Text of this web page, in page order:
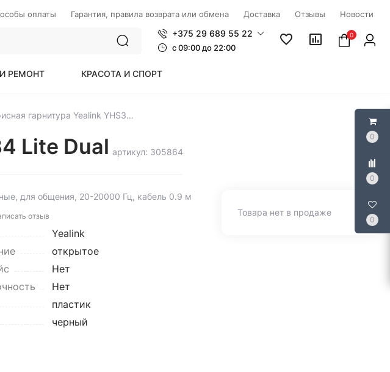
0
0
0
оплаты Гарантия, правила возврата или обмена Доставка Отзывы Новости
+375 29 689 55 22
c 09:00 до 22:00
0
РЕМОНТ КРАСОТА И СПОРТ
Офисная гарнитура Yealink YHS34 Lite Dual
Lite Dual артикул: 305864
для общения, 20-20000 Гц, кабель 0.9 м
отзыв
Yealink
открытое
Нет
Нет
пластик
черный
Товара нет в продаже